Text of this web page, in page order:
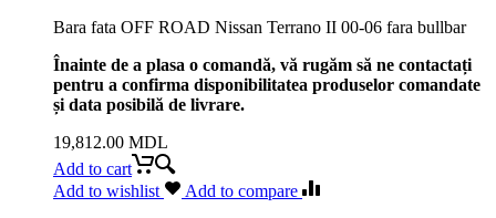
Bara fata OFF ROAD Nissan Terrano II 00-06 fara bullbar
Înainte de a plasa o comandă, vă rugăm să ne contactați
pentru a confirma disponibilitatea produselor comandate
și data posibilă de livrare.
19,812.00 MDL
Add to cart
Add to wishlist
Add to compare